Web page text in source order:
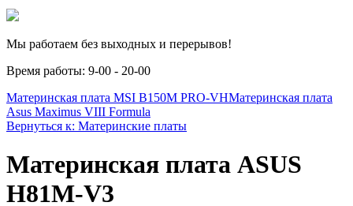
Мы работаем без выходных и перерывов!
Время работы: 9-00 - 20-00
Материнская плата MSI B150M PRO-VHМатеринская плата
Asus Maximus VIII Formula
Вернуться к: Материнские платы
Материнская плата ASUS
H81M-V3